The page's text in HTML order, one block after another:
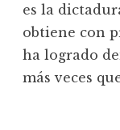
es la
obtiene con
ha logrado
más veces